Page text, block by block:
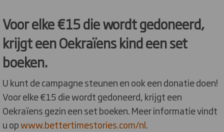
Voor elke €15 die wordt gedoneerd,
krijgt een Oekraïens kind een set
boeken.
U kunt de campagne steunen en ook een donatie doen!
Voor elke €15 die wordt gedoneerd, krijgt een
Oekraïens gezin een set boeken. Meer informatie vindt
u opwww.bettertimestories.com/nl.